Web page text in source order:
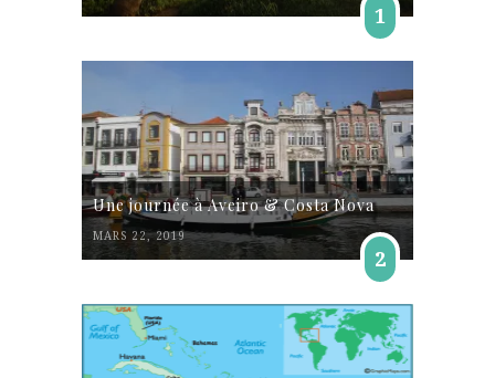
1
Une journée à Aveiro & Costa Nova
MARS 22, 2019
2